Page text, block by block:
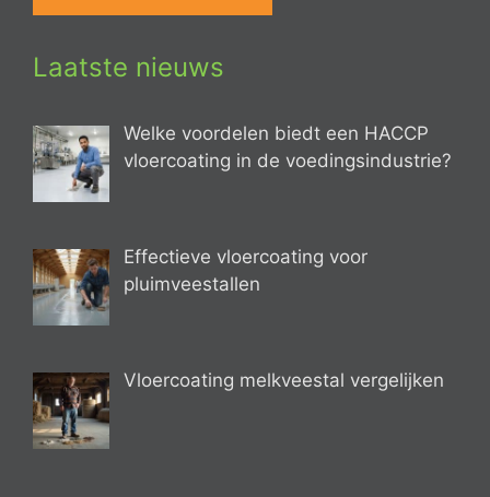
Laatste nieuws
Welke voordelen biedt een HACCP
vloercoating in de voedingsindustrie?
Effectieve vloercoating voor
pluimveestallen
Vloercoating melkveestal vergelijken